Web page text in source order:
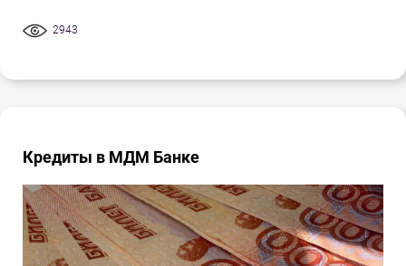
2943
Кредиты в МДМ Банке